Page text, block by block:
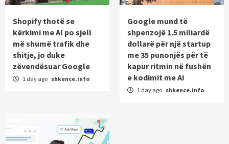
Shopify thotë se
kërkimi me AI po sjell
më shumë trafik dhe
shitje, jo duke
zëvendësuar Google
1 day ago shkence.info
Google mund të
shpenzojë 1.5 miliardë
dollarë për një startup
me 35 punonjës për të
kapur ritmin në fushën
e kodimit me AI
1 day ago shkence.info